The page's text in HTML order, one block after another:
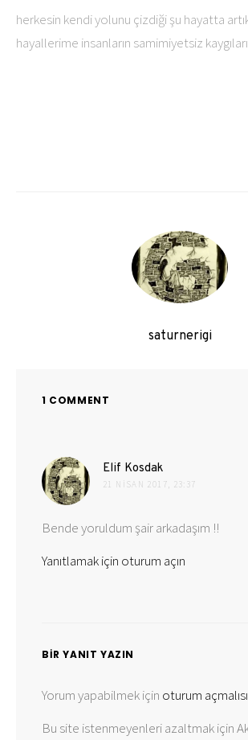
herkesin kendi yolunu çizdiği şu hayatta
hayallerime insanların samimiyetsiz
saturnerigi
1 COMMENT
Elif Kosdak
ki:
21 NISAN 2017, 23:37
Bende yoruldum şair arkadaşım !!
Yanıtlamak için oturum açın
BIR YANIT YAZIN
Yorum yapabilmek için oturum
Bu site istenmeyenleri azaltmak için